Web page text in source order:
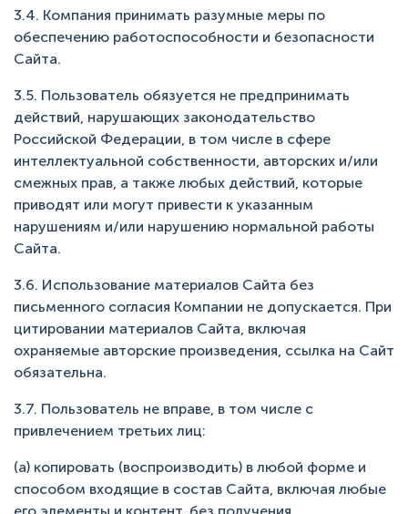
3.4. Компания принимать разумные меры по
обеспечению работоспособности и безопасности
Сайта.
3.5. Пользователь обязуется не предпринимать
действий, нарушающих законодательство
Российской Федерации, в том числе в сфере
интеллектуальной собственности, авторских и/или
смежных прав, а также любых действий, которые
приводят или могут привести к указанным
нарушениям и/или нарушению нормальной работы
Сайта.
3.6. Использование материалов Сайта без
письменного согласия Компании не допускается. При
цитировании материалов Сайта, включая
охраняемые авторские произведения, ссылка на Сайт
обязательна.
3.7. Пользователь не вправе, в том числе с
привлечением третьих лиц:
(а) копировать (воспроизводить) в любой форме и
способом входящие в состав Сайта, включая любые